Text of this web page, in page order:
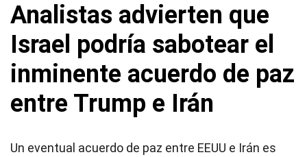
Analistas advierten que
Israel podría sabotear el
inminente acuerdo de paz
entre Trump e Irán
Un eventual acuerdo de paz entre EEUU e Irán es